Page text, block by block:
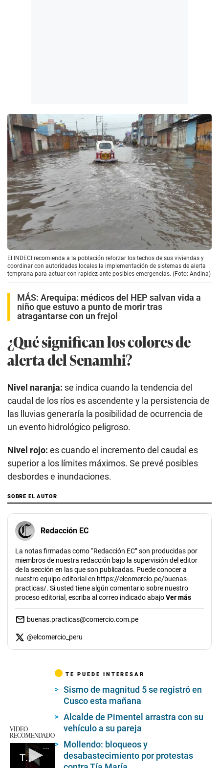
El INDECI recomienda a la población reforzar los techos de sus viviendas y
coordinar con autoridades locales la implementación de sistemas de alerta
temprana para actuar con rapidez ante posibles emergencias. (Foto: Andina)
MÁS: Arequipa: médicos del HEP salvan vida a
niño que estuvo a punto de morir tras
atragantarse con un frejol
¿Qué significan los colores de
alerta del Senamhi?
Nivel naranja: se indica cuando la tendencia del
caudal de los ríos es ascendente y la persistencia de
las lluvias generaría la posibilidad de ocurrencia de
un evento hidrológico peligroso.
Nivel rojo: es cuando el incremento del caudal es
superior a los límites máximos. Se prevé posibles
desbordes e inundaciones.
SOBRE EL AUTOR
Redacción EC
La notas firmadas como “Redacción EC” son producidas por
miembros de nuestra redacción bajo la supervisión del editor
de la sección en las que son publicadas. Puede conocer a
nuestro equipo editorial en https://elcomercio.pe/buenas-
practicas/. Si usted tiene algún comentario sobre nuestro
proceso editorial, escriba al correo indicado abajoVer más
buenas.practicas@comercio.com.pe
@elcomercio_peru
VIDEO
RECOMENDADO
Trujillo: Colocan regleta en cajeros automáticos
TE PUEDE INTERESAR
Sismo de magnitud 5 se registró en
Cusco esta mañana
Alcalde de Pimentel arrastra con su
vehículo a su pareja
Mollendo: bloqueos y
desabastecimiento por protestas